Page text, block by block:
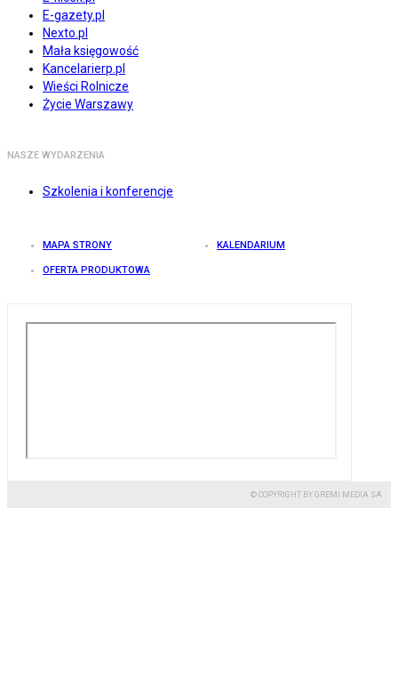
E-gazety.pl
Nexto.pl
Mała księgowość
Kancelarierp.pl
Wieści Rolnicze
Życie Warszawy
NASZE WYDARZENIA
Szkolenia i konferencje
MAPA STRONY KALENDARIUM
OFERTA PRODUKTOWA
© COPYRIGHT BY GREMI MEDIA SA